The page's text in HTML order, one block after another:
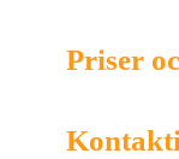
Priser